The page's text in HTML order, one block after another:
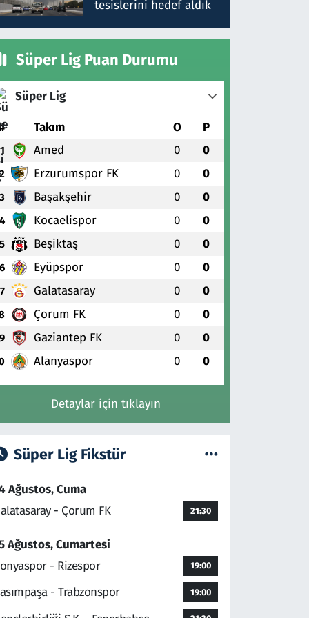
tesislerini hedef aldık
Süper Lig Puan Durumu
Süper Lig
Takım O P
1 Amed 0 0
2 Erzurumspor FK 0 0
3 Başakşehir 0 0
4 Kocaelispor 0 0
5 Beşiktaş 0 0
6 Eyüpspor 0 0
7 Galatasaray 0 0
Çorum FK 0 0
9 Gaziantep FK 0 0
Alanyaspor 0 0
Detaylar için tıklayın
Süper Lig Fikstür
Ağustos, Cuma
- Çorum FK
21:30
Ağustos, Cumartesi
- Rizespor
19:00
- Trabzonspor 19:00